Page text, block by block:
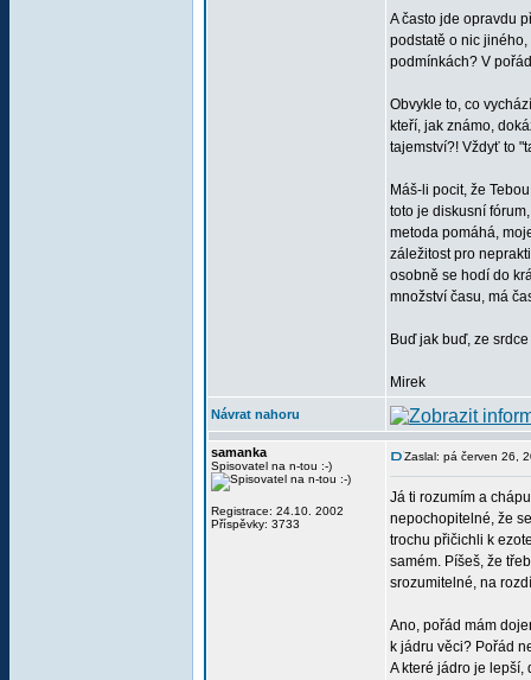
A často jde opravdu
podstatě o nic
podmínkách? V
Obvykle to, co
kteří, jak známo,
tajemství?! Vždyť to
Máš-li pocit, že
toto je diskusní
metoda pomáhá,
záležitost pro
osobně se hodí do
množství času, má
Buď jak buď, ze
Mirek
Návrat nahoru
samanka
Spisovatel na n-tou :-)
Registrace: 24.10. 2002
Příspěvky: 3733
Zaslal: pá červen 26,
Já ti rozumím a
nepochopitelné, že
trochu přičichli k
samém. Píšeš, že
srozumitelné, na
Ano, pořád mám
k jádru věci? Pořád
A které jádro je lepší,